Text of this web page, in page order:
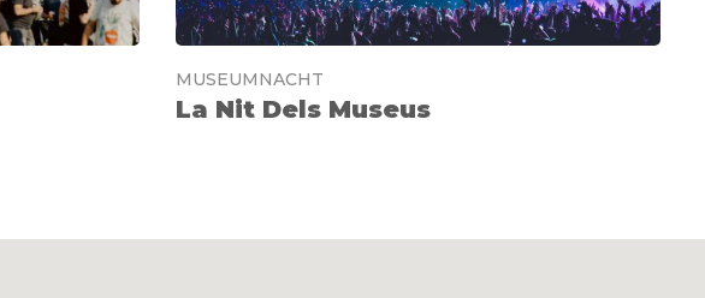
MUSEUMNACHT
La Nit Dels Museus